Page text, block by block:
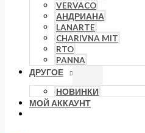
VERVACO
АНДРИАНА
LANARTE
CHARIVNA MIT
RTO
PANNA
ДРУГОЕ
НОВИНКИ
МОЙ АККАУНТ